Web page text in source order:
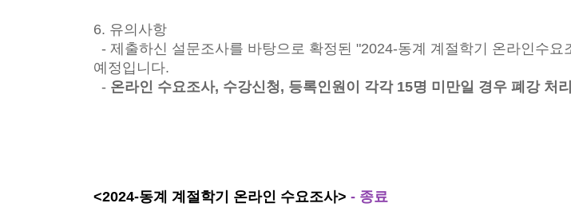
6. 유의사항
- 제출하신 설문조사를 바탕으로 확정된 "2024-동계 계절학기 온라인수
예정입니다.
- 온라인 수요조사, 수강신청, 등록인원이 각각 15명 미만일 경우 폐강 처리
<2024-동계 계절학기 온라인 수요조사> - 종료